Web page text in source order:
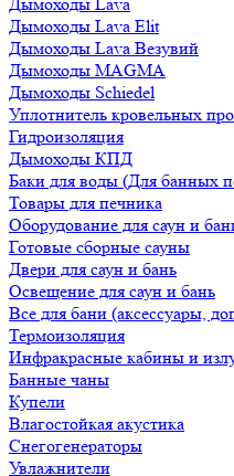
Дымоходы Lava Elit
Дымоходы Lava Везувий
Дымоходы MAGMA
Дымоходы Schiedel
Уплотнитель кровельных
Гидроизоляция
Дымоходы КПД
Баки для воды (Для банных
Товары для печника
Оборудование для саун и
Готовые сборные сауны
Двери для саун и бань
Освещение для саун и бань
Все для бани (аксессуары,
Термоизоляция
Инфракрасные кабины и
Банные чаны
Купели
Влагостойкая акустика
Снегогенераторы
Увлажнители